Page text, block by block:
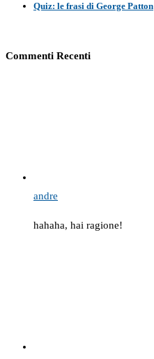
Quiz: le frasi di George Patton
Commenti Recenti
andre
hahaha, hai ragione!